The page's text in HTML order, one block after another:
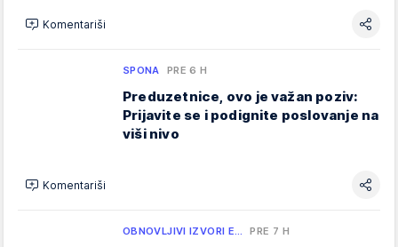
Komentariši
SPONA PRE 6 H
Preduzetnice, ovo je važan poziv:
Prijavite se i podignite poslovanje na
viši nivo
Komentariši
OBNOVLJIVI IZVORI E… PRE 7 H